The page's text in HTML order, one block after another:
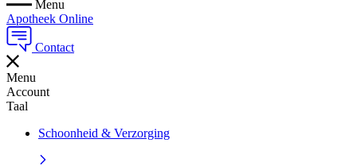
Menu
Apotheek Online
Contact
Menu
Account
Taal
Schoonheid & Verzorging